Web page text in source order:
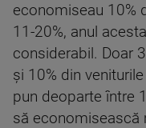
economiseau 10%
11-20%, anul
considerabil. Doar
și 10% din
pun deoparte între
să economisească